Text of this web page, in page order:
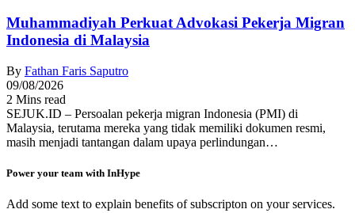
Muhammadiyah Perkuat Advokasi Pekerja Migran
Indonesia di Malaysia
By Fathan Faris Saputro
09/08/2026
2 Mins read
SEJUK.ID – Persoalan pekerja migran Indonesia (PMI) di
Malaysia, terutama mereka yang tidak memiliki dokumen resmi,
masih menjadi tantangan dalam upaya perlindungan…
Power your team with InHype
Add some text to explain benefits of subscripton on your services.